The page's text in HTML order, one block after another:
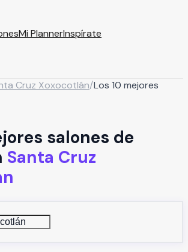
Mi PlannerInspírate
Cruz Xoxocotlán/Los 10 mejores
salones de
Santa Cruz